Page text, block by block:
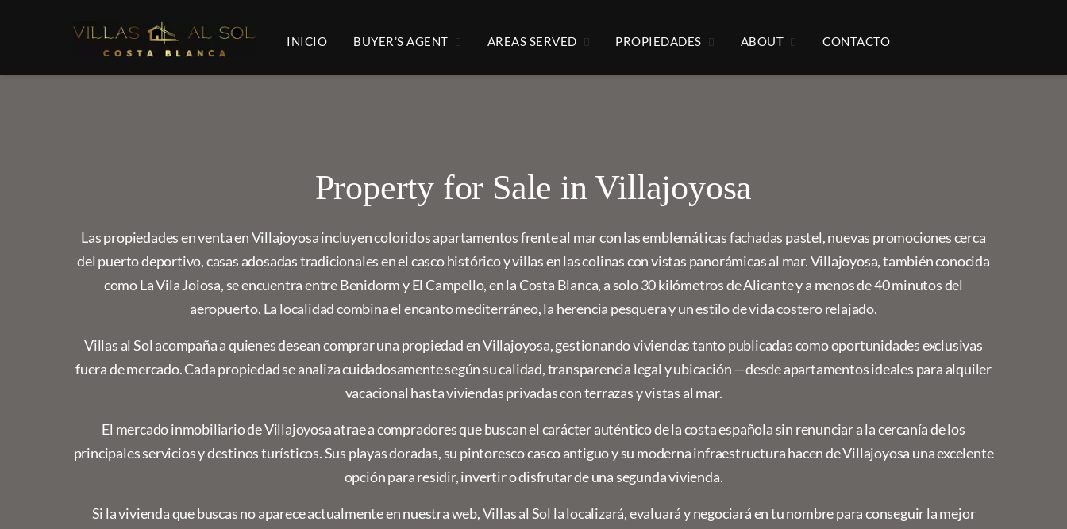
INICIO BUYER’S AGENT AREAS SERVED PROPIEDADES ABOUT CONTACTO
Property for Sale in Villajoyosa
Las propiedades en venta en Villajoyosa incluyen coloridos apartamentos frente al mar con las emblemáticas fachadas pastel, nuevas promociones cerca
del puerto deportivo, casas adosadas tradicionales en el casco histórico y villas en las colinas con vistas panorámicas al mar. Villajoyosa, también conocida
como La Vila Joiosa, se encuentra entre Benidorm y El Campello, en la Costa Blanca, a solo 30 kilómetros de Alicante y a menos de 40 minutos del
aeropuerto. La localidad combina el encanto mediterráneo, la herencia pesquera y un estilo de vida costero relajado.
Villas al Sol acompaña a quienes desean comprar una propiedad en Villajoyosa, gestionando viviendas tanto publicadas como oportunidades exclusivas
fuera de mercado. Cada propiedad se analiza cuidadosamente según su calidad, transparencia legal y ubicación —desde apartamentos ideales para alquiler
vacacional hasta viviendas privadas con terrazas y vistas al mar.
El mercado inmobiliario de Villajoyosa atrae a compradores que buscan el carácter auténtico de la costa española sin renunciar a la cercanía de los
principales servicios y destinos turísticos. Sus playas doradas, su pintoresco casco antiguo y su moderna infraestructura hacen de Villajoyosa una excelente
opción para residir, invertir o disfrutar de una segunda vivienda.
Si la vivienda que buscas no aparece actualmente en nuestra web, Villas al Sol la localizará, evaluará y negociará en tu nombre para conseguir la mejor